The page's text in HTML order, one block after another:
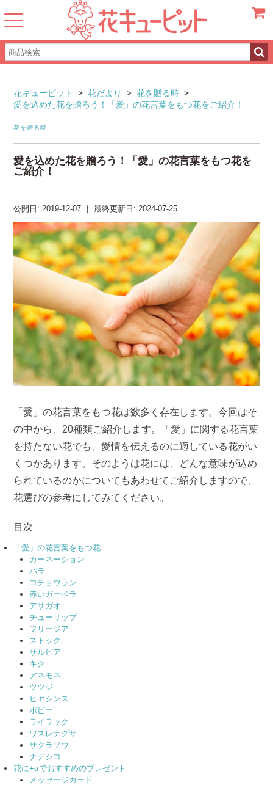
花キューピット > 花だより > 花を贈る時 >
愛を込めた花を贈ろう！「愛」の花言葉をもつ花をご紹介！
花を贈る時
愛を込めた花を贈ろう！「愛」の花言葉をもつ花を
ご紹介！
公開日:2019-12-07 ｜最終更新日:2024-07-25
「愛」の花言葉をもつ花は数多く存在します。今回はそ
の中から、20種類ご紹介します。「愛」に関する花言葉
を持たない花でも、愛情を伝えるのに適している花がい
くつかあります。そのようは花には、どんな意味が込め
られているのかについてもあわせてご紹介しますので、
花選びの参考にしてみてください。
目次
「愛」の花言葉をもつ花
カーネーション
バラ
コチョウラン
赤いガーベラ
アサガオ
チューリップ
フリージア
ストック
サルビア
キク
アネモネ
ツツジ
ヒヤシンス
ポピー
ライラック
ワスレナグサ
サクラソウ
ナデシコ
花に+αでおすすめのプレゼント
メッセージカード